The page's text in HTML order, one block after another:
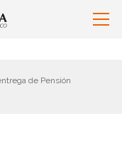
de Pensión